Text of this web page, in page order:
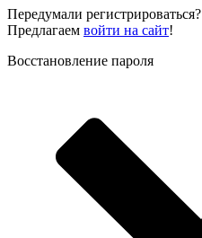
Передумали регистрироваться?
Предлагаем войти на сайт!
Восстановление пароля